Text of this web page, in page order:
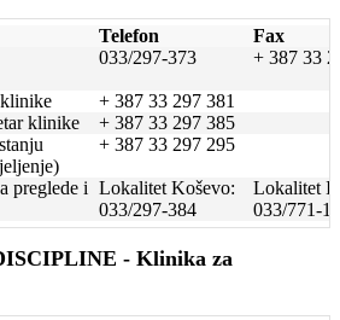
Telefon
Fax
033/297-373 + 387 33
+ 387 33 297 381
klinike
+ 387 33 297 385
+ 387 33 297 295
preglede i Lokalitet Koševo:
033/297-384
Lokalitet
033/771-
- Klinika za